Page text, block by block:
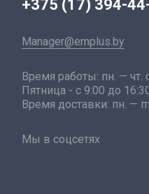
+375 (17) 394-
Manager@emplus.by
Время работы: пн. — чт.
Пятница - с 9:00 до
Время доставки: пн. —
Мы в соцсетях